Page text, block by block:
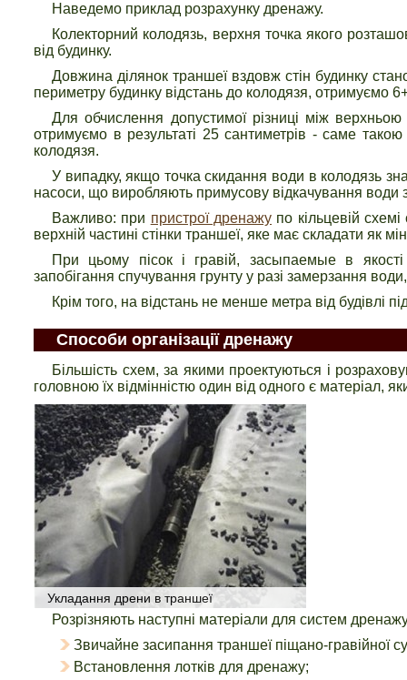
Наведемо приклад розрахунку дренажу.
Колекторний колодязь, верхня точка якого
від будинку.
Довжина ділянок траншеї вздовж стін будинку
периметру будинку відстань до колодязя, отримуємо
Для обчислення допустимої різниці між
отримуємо в результаті 25 сантиметрів - саме
колодязя.
У випадку, якщо точка скидання води в колодязь
насоси, що виробляють примусову відкачування води
Важливо: при пристрої дренажу по кільцевій
верхній частині стінки траншеї, яке має складати як
При цьому пісок і гравій, засыпаемые в
запобігання спучування грунту у разі замерзання
Крім того, на відстань не менше метра від
Способи організації дренажу
Більшість схем, за якими проектуються і
головною їх відмінністю один від одного є матеріал,
Укладання дрени в траншеї
Розрізняють наступні матеріали для систем
Звичайне засипання траншеї піщано-гравійної
Встановлення лотків для дренажу;